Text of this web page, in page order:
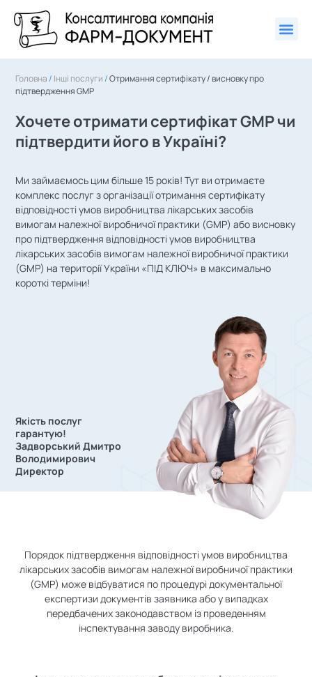
Головна/ Інші послуги/Отримання сертифікату / висновку про
підтвердження GMP
Хочете отримати сертифікат GMP чи
підтвердити його в Україні?
Ми займаємось цим більше 15 років! Тут ви отримаєте
комплекс послуг з організації отримання сертифікату
відповідності умов виробництва лікарських засобів
вимогам належної виробничої практики (GMP) або висновку
про підтвердження відповідності умов виробництва
лікарських засобів вимогам належної виробничої практики
(GMP) на території України «ПІД КЛЮЧ» в максимально
короткі терміни!
Якість послуг
гарантую!
Задворський Дмитро
Володимирович
Директор
Порядок підтвердження відповідності умов виробництва
лікарських засобів вимогам належної виробничої практики
(GMP) може відбуватися по процедурі документальної
експертизи документів заявника або у випадках
передбачених законодавством із проведенням
інспектування заводу виробника.